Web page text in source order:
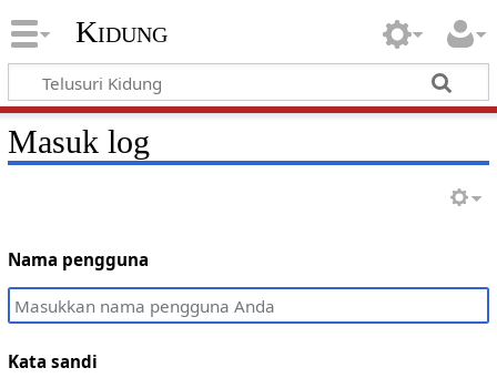
Kidung
Masuk log
Nama pengguna
Kata sandi